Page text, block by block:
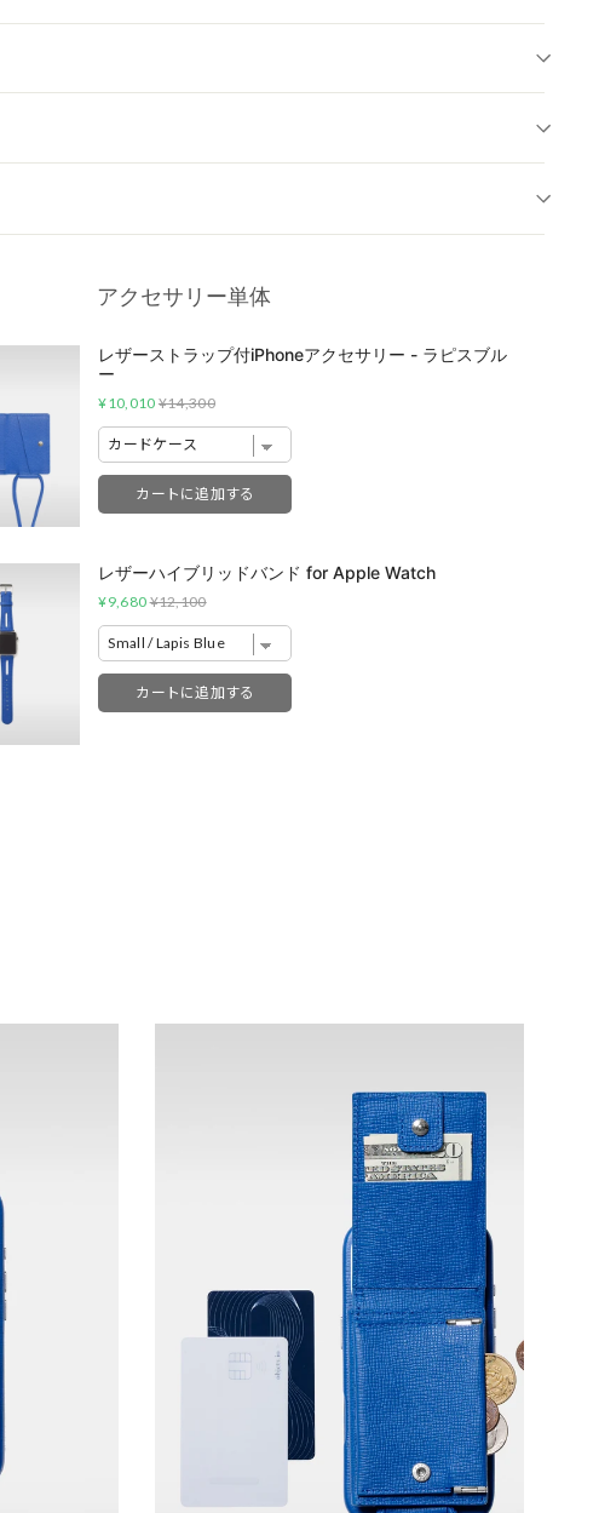
アクセサリー単体
レザーストラップ付iPhoneアクセサリー - ラピスブル
ー
Sale
price
¥10,010 Original
price
¥14,300
カートに追加する
レザーハイブリッドバンド for Apple Watch
Sale
price
¥9,680Original
price
¥12,100
カートに追加する